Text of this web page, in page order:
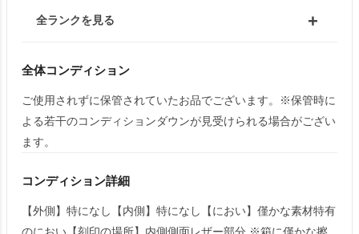
全ランクを見る
全体コンディション
ご使用されずに保管されていたお品でございます。※保管時に
よる若干のコンディションダウンが見受けられる場合がござい
ます。
コンディション詳細
【外側】特になし【内側】特になし【におい】僅かな素材特有